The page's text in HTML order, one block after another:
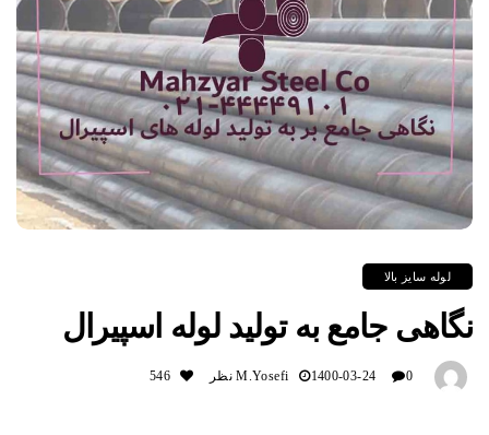
لوله سایز بالا
نگاهی جامع به تولید لوله اسپیرال
M.yosefi 1400-03-24 0 نظر